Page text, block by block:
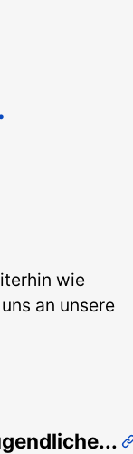
wie
an unsere